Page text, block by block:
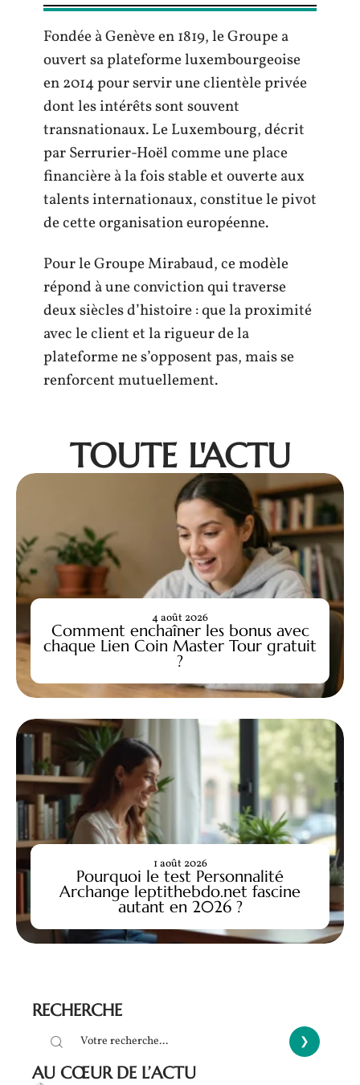
Fondée à Genève en 1819, le Groupe a
ouvert sa plateforme luxembourgeoise
en 2014 pour servir une clientèle privée
dont les intérêts sont souvent
transnationaux. Le Luxembourg, décrit
par Serrurier-Hoël comme une place
financière à la fois stable et ouverte aux
talents internationaux, constitue le pivot
de cette organisation européenne.
Pour le Groupe Mirabaud, ce modèle
répond à une conviction qui traverse
deux siècles d’histoire : que la proximité
avec le client et la rigueur de la
plateforme ne s’opposent pas, mais se
renforcent mutuellement.
TOUTE L'ACTU
Comment enchaîner les bonus avec
chaque Lien Coin Master Tour gratuit
?
4 août 2026
Pourquoi le test Personnalité
Archange leptithebdo.net fascine
autant en 2026 ?
1 août 2026
RECHERCHE
AU CŒUR DE L’ACTU